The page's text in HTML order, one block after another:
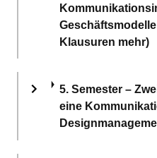
Klausuren mehr)
5. Semester –
eine